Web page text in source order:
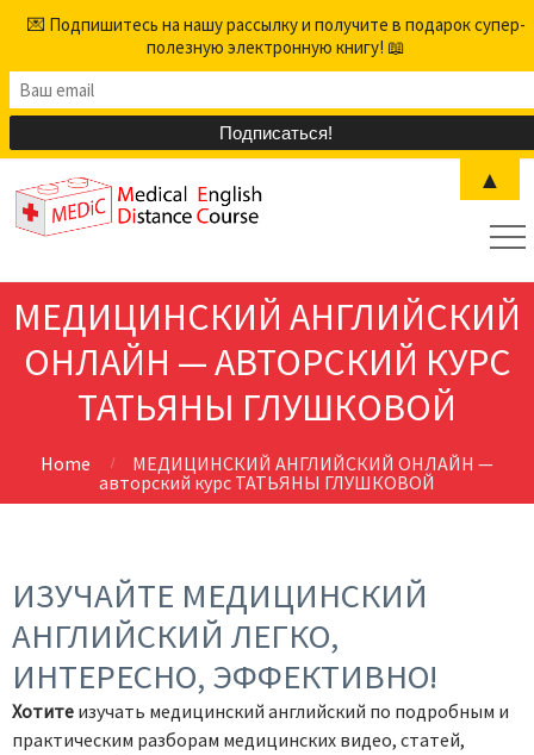
МЕДИЦИНСКИЙ АНГЛИЙСКИЙ
ОНЛАЙН — АВТОРСКИЙ КУРС
ТАТЬЯНЫ ГЛУШКОВОЙ
Home
МЕДИЦИНСКИЙ АНГЛИЙСКИЙ ОНЛАЙН —
авторский курс ТАТЬЯНЫ ГЛУШКОВОЙ
ИЗУЧАЙТЕ МЕДИЦИНСКИЙ
АНГЛИЙСКИЙ ЛЕГКО,
ИНТЕРЕСНО, ЭФФЕКТИВНО!
Хотите изучать медицинский английский по подробным и
практическим разборам медицинских видео, статей,
💌 Подпишитесь на нашу рассылку и получите в подарок супер-
полезную электронную книгу! 📖
▲